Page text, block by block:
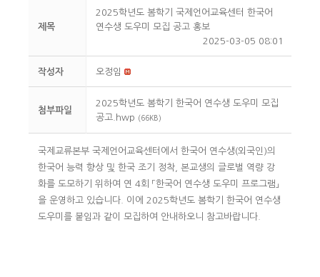
제목
2025학년도 봄학기 국제언어교육센터 한국어
연수생 도우미 모집 공고 홍보
2025-03-05 08:01
작성자 오정임
첨부파일
2025학년도 봄학기 한국어 연수생 도우미 모집
공고.hwp (66KB)
국제교류본부 국제언어교육센터에서 한국어 연수생(외국인)의
한국어 능력 향상 및 한국 조기 정착, 본교생의 글로벌 역량 강
화를 도모하기 위하여 연 4회 「한국어 연수생 도우미 프로그램」
을 운영하고 있습니다.
이에 2025학년도 봄학기 한국어 연수생
도우미를 붙임과 같이 모집하여 안내하오니 참고바랍니다.